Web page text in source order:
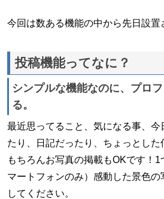
今回は数ある機能の中から先日設置
投稿機能ってなに？
シンプルな機能なのに、プロ
る。
最近思ってること、気になる事、
たり、日記だったり、ちょっとした
もちろんお写真の掲載もOKです！
マートフォンのみ）感動した景色
してください。